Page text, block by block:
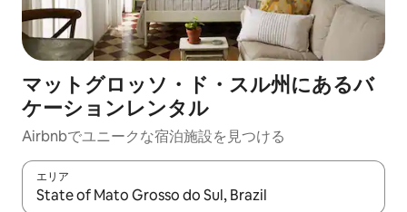
マットグロッソ・ド・スル州にあるバ
ケーションレンタル
Airbnbでユニークな宿泊施設を見つける
エリア
検索結果が表示されたら、上下の矢印キーを使って移動するか